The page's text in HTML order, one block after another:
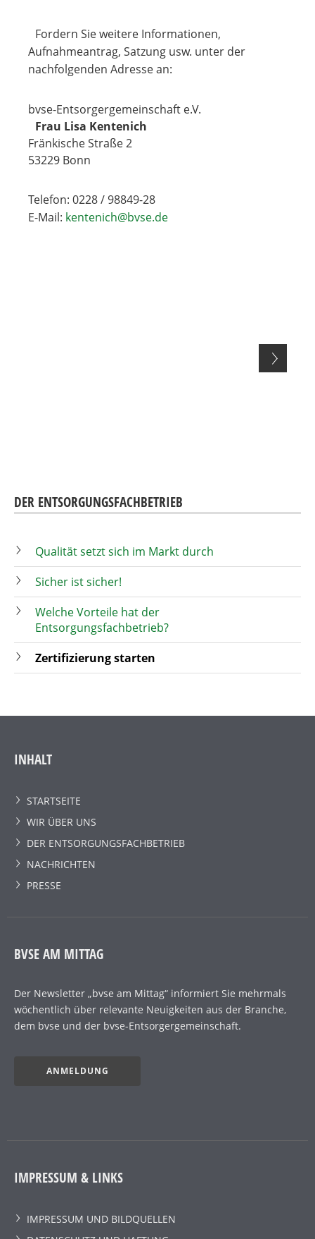
Fordern Sie weitere Informationen,
Aufnahmeantrag, Satzung usw. unter der
nachfolgenden Adresse an:
bvse-Entsorgergemeinschaft e.V.
Frau Lisa Kentenich
Fränkische Straße 2
53229 Bonn
Telefon: 0228 / 98849-28
E-Mail: kentenich@bvse.de
DER ENTSORGUNGSFACHBETRIEB
Qualität setzt sich im Markt durch
Sicher ist sicher!
Welche Vorteile hat der
Entsorgungsfachbetrieb?
Zertifizierung starten
INHALT
STARTSEITE
WIR ÜBER UNS
DER ENTSORGUNGSFACHBETRIEB
NACHRICHTEN
PRESSE
BVSE AM MITTAG
Der Newsletter „bvse am Mittag“ informiert Sie mehrmals
wöchentlich über relevante Neuigkeiten aus der Branche,
dem bvse und der bvse-Entsorgergemeinschaft.
ANMELDUNG
IMPRESSUM & LINKS
IMPRESSUM UND BILDQUELLEN